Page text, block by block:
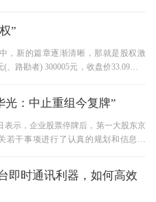
”
，新的篇章逐渐清晰，那就是股权激
、路勘者) 300005元，收盘价33.09元) )
光：中止重组今复牌”
表示，企业股票停牌后，第一大股东京
干事项进行了认真的规划和信息表
即时通讯利器，如何高效